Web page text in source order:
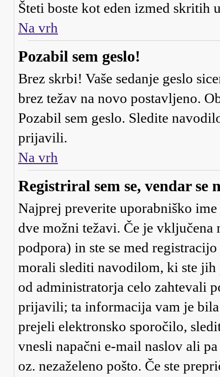
Šteti boste kot eden izmed skritih
Na vrh
Pozabil sem geslo!
Brez skrbi! Vaše sedanje geslo
brez težav na novo postavljeno.
Pozabil sem geslo. Sledite
prijavili.
Na vrh
Registriral sem se, vendar
Najprej preverite uporabniško
dve možni težavi. Če je vključena
podpora) in ste se med
morali slediti navodilom, ki ste
od administratorja celo zahtevali
prijavili; ta informacija vam je
prejeli elektronsko sporočilo,
vnesli napačni e-mail naslov ali
oz. nezaželeno pošto. Če ste